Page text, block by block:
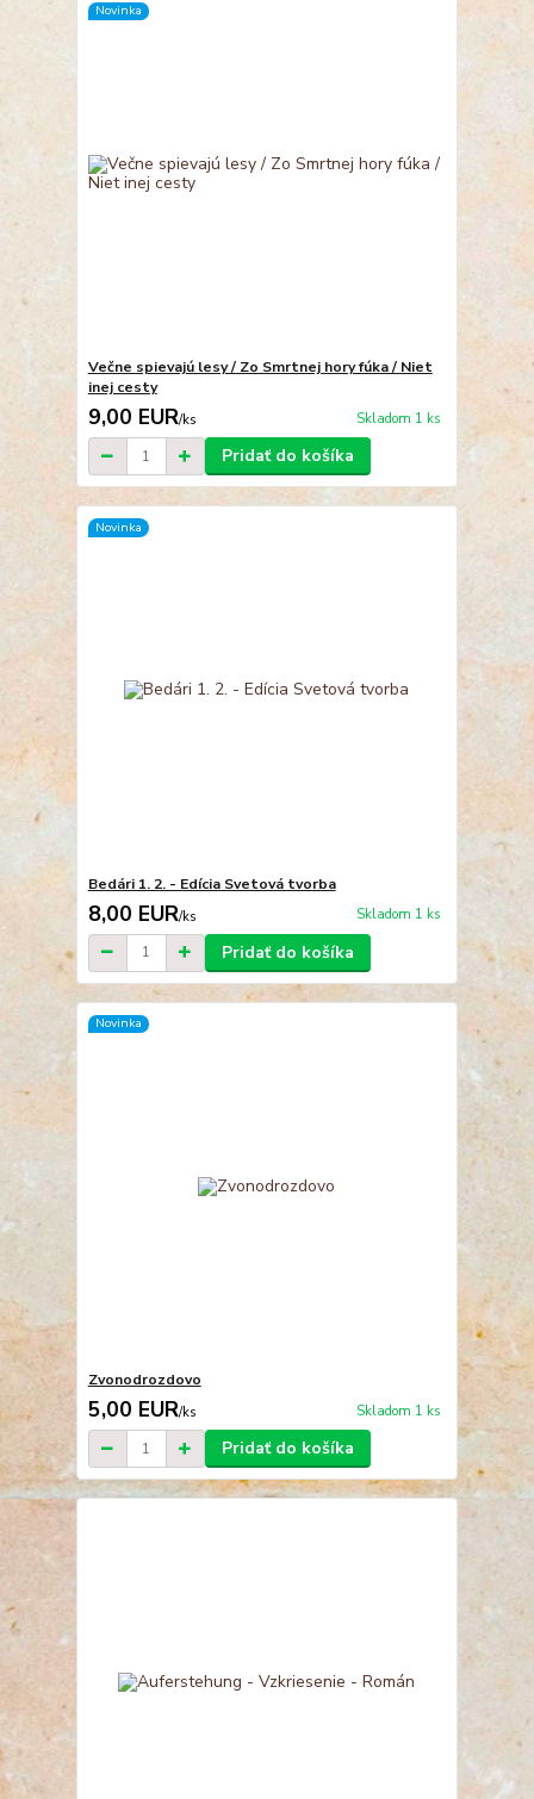
Novinka
Večne spievajú lesy / Zo Smrtnej hory fúka / Niet
inej cesty
9,00 EUR/ks Skladom 1 ks
Pridať do košíka
Novinka
Bedári 1. 2. - Edícia Svetová tvorba
8,00 EUR/ks Skladom 1 ks
Pridať do košíka
Novinka
Zvonodrozdovo
5,00 EUR/ks Skladom 1 ks
Pridať do košíka